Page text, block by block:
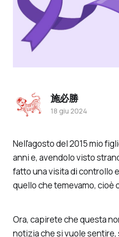
Nell'agosto del 2015 mio
anni e, avendolo visto
fatto una visita di controllo
quello che temevamo, cioè
Ora, capirete che questa
notizia che si vuole
施必勝
18 giu 2024